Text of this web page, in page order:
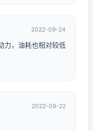
2022-09-24
力，油耗也相对较低
2022-09-22